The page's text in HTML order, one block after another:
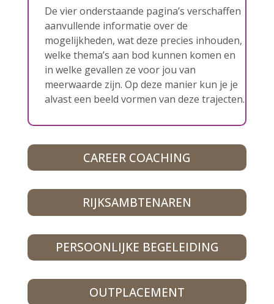
De vier onderstaande pagina’s verschaffen
aanvullende informatie over de
mogelijkheden, wat deze precies inhouden,
welke thema’s aan bod kunnen komen en
in welke gevallen ze voor jou van
meerwaarde zijn. Op deze manier kun je je
alvast een beeld vormen van deze trajecten.
CAREER COACHING
RIJKSAMBTENAREN
PERSOONLIJKE BEGELEIDING
OUTPLACEMENT